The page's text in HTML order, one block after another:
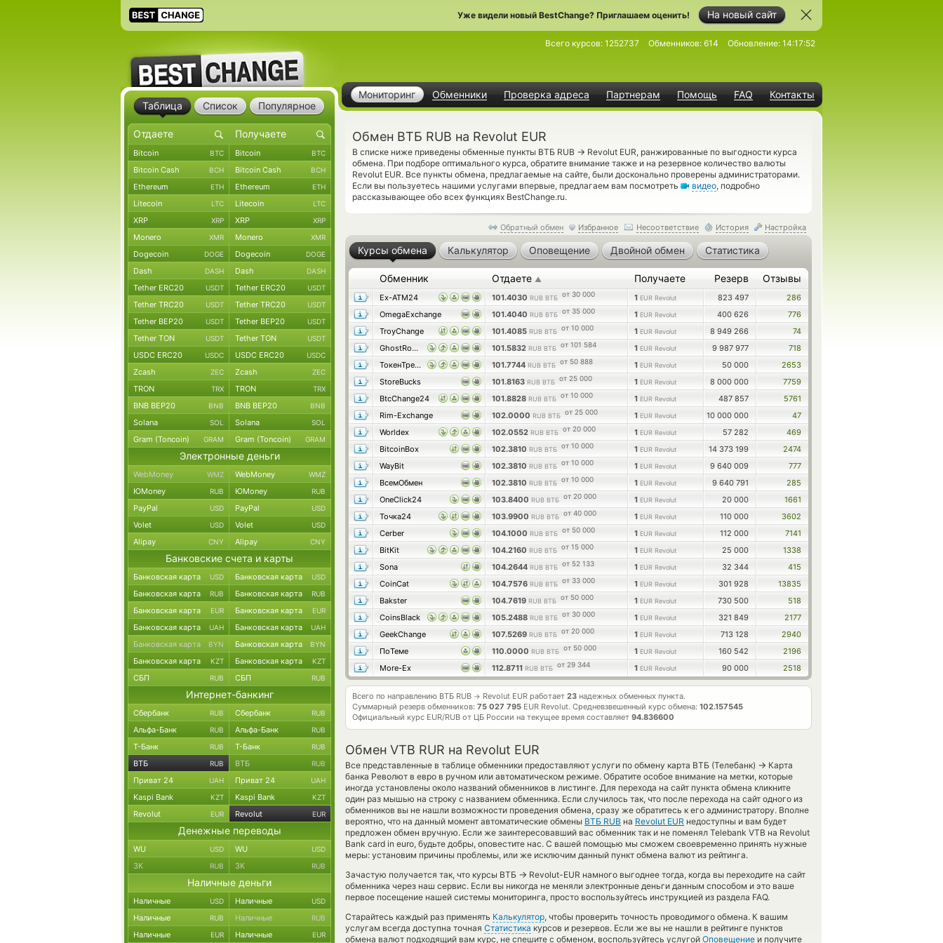
На новый сайт
Уже видели новый BestChange? Приглашаем оценить!
Мониторинг Обменники Проверка адреса Партнерам Помощь FAQ Контакты
Всего курсов: 1252737 Обменников: 614 Обновление: 14:17:52
Обмен ВТБ RUB на Revolut EUR
В списке ниже приведены обменные пункты ВТБ RUB → Revolut EUR, ранжированные по выгодности курса
обмена. При подборе оптимального курса, обратите внимание также и на резервное количество валюты
Revolut EUR. Все пункты обмена, предлагаемые на сайте, были досконально проверены администраторами.
Если вы пользуетесь нашими услугами впервые, предлагаем вам посмотреть
видео, подробно
рассказывающее обо всех функциях BestChange.ru.
Обратный обмен Избранное Несоответствие История Настройка
Курсы обмена Калькулятор Оповещение Двойной обмен Статистика
Обменник Отдаете ▲ Получаете Резерв Отзывы
Ex-ATM24 101.4030 RUB ВТБ от 30 000 1 EUR Revolut 823 497
286
OmegaExchange
101.4040 RUB ВТБ от 35 000 1 EUR Revolut 400 626
776
TroyChange
101.4085 RUB ВТБ от 10 000 1 EUR Revolut 8 949 266
74
GhostRocket
101.5832 RUB ВТБ от 101 584 1 EUR Revolut 9 987 977
718
ТокенТрейд
101.7744 RUB ВТБ от 50 888 1 EUR Revolut 50 000
2653
StoreBucks
101.8163 RUB ВТБ от 25 000 1 EUR Revolut 8 000 000
7759
BtcChange24
101.8828 RUB ВТБ от 10 000 1 EUR Revolut 487 857
5761
Rim-Exchange
102.0000 RUB ВТБ от 25 000 1 EUR Revolut 10 000 000
47
Worldex
102.0552 RUB ВТБ от 20 000 1 EUR Revolut 57 282
469
BitcoinBox
102.3810 RUB ВТБ от 10 000 1 EUR Revolut 14 373 199
2474
WayBit
102.3810 RUB ВТБ от 10 000 1 EUR Revolut 9 640 009
777
ВсемОбмен
102.3810 RUB ВТБ от 10 000 1 EUR Revolut 9 640 791
285
OneClick24
103.8400 RUB ВТБ от 20 000 1 EUR Revolut 20 000
1661
Точка24
103.9900 RUB ВТБ от 40 000 1 EUR Revolut 110 000
3602
Cerber
104.1000 RUB ВТБ от 50 000 1 EUR Revolut 112 000
7141
BitKit
104.2160 RUB ВТБ от 15 000 1 EUR Revolut 25 000
1338
Sona
104.2644 RUB ВТБ от 52 133 1 EUR Revolut 32 344
415
CoinCat
104.7576 RUB ВТБ от 33 000 1 EUR Revolut 301 928
13835
Bakster
104.7619 RUB ВТБ от 50 000 1 EUR Revolut 730 500
518
CoinsBlack
105.2488 RUB ВТБ от 30 000 1 EUR Revolut 321 849
2177
GeekChange
107.5269 RUB ВТБ от 20 000 1 EUR Revolut 713 128
2940
ПоТеме
110.0000 RUB ВТБ от 50 000 1 EUR Revolut 160 542
2196
More-Ex
112.8711 RUB ВТБ от 29 344 1 EUR Revolut 90 000 2518
Всего по направлению ВТБ RUB → Revolut EUR работает 23 надежных обменных пункта.
Суммарный резерв обменников: 75 027 795 EUR Revolut. Средневзвешенный курс обмена: 102.157545
Официальный курс EUR/RUB от ЦБ России на текущее время составляет 94.836600
Обмен VTB RUR на Revolut EUR
Все представленные в таблице обменники предоставляют услуги по обмену карта ВТБ (Телебанк) → Карта
банка Револют в евро в ручном или автоматическом режиме. Обратите особое внимание на метки, которые
иногда установлены около названий обменников в листинге. Для перехода на сайт пункта обмена кликните
один раз мышью на строку с названием обменника. Если случилось так, что после перехода на сайт одного из
обменников вы не нашли возможности проведения обмена, сразу же обратитесь к его администратору. Вполне
вероятно, что на данный момент автоматические обмены ВТБ RUB на Revolut EUR недоступны и вам будет
предложен обмен вручную. Если же заинтересовавший вас обменник так и не поменял Telebank VTB на Revolut
Bank card in euro, будьте добры, оповестите нас. С вашей помощью мы сможем своевременно принять нужные
меры: установим причины проблемы, или же исключим данный пункт обмена валют из рейтинга.
Зачастую получается так, что курсы ВТБ → Revolut-EUR намного выгоднее тогда, когда вы переходите на сайт
обменника через наш сервис. Если вы никогда не меняли электронные деньги данным способом и это ваше
первое посещение нашей системы мониторинга, просто воспользуйтесь инструкцией из раздела FAQ.
Старайтесь каждый раз применять Калькулятор, чтобы проверить точность проводимого обмена. К вашим
услугам всегда доступна точная Статистика курсов и резервов. Если же вы не нашли в рейтинге пунктов
обмена валют подходящий вам курс, не спешите с обменом, воспользуйтесь услугой Оповещение и получите
Таблица Список Популярное
Bitcoin BTC Bitcoin BTC
Bitcoin Cash BCH Bitcoin Cash BCH
Ethereum ETH Ethereum ETH
Litecoin LTC Litecoin LTC
XRP XRP XRP XRP
Monero XMR Monero XMR
Dogecoin DOGE Dogecoin DOGE
Dash DASH Dash DASH
Tether ERC20 USDT Tether ERC20 USDT
Tether TRC20 USDT Tether TRC20 USDT
Tether BEP20 USDT Tether BEP20 USDT
Tether TON USDT Tether TON USDT
USDC ERC20 USDC USDC ERC20 USDC
Zcash ZEC Zcash ZEC
TRON TRX TRON TRX
BNB BEP20 BNB BNB BEP20 BNB
Solana SOL Solana SOL
Gram (Toncoin) GRAM Gram (Toncoin) GRAM
Электронные деньги
WebMoney WMZ WebMoney WMZ
ЮMoney RUB ЮMoney RUB
PayPal USD PayPal USD
Volet USD Volet USD
Alipay CNY Alipay CNY
Банковские счета и карты
Банковская карта USD Банковская карта USD
Банковская карта RUB Банковская карта RUB
Банковская карта EUR Банковская карта EUR
Банковская карта UAH Банковская карта UAH
Банковская карта BYN Банковская карта BYN
Банковская карта KZT Банковская карта KZT
СБП RUB СБП RUB
Интернет-банкинг
Сбербанк RUB Сбербанк RUB
Альфа-Банк RUB Альфа-Банк RUB
Т-Банк RUB Т-Банк RUB
ВТБ RUB ВТБ RUB
Приват 24 UAH Приват 24 UAH
Kaspi Bank KZT Kaspi Bank KZT
Revolut EUR Revolut EUR
Денежные переводы
WU USD WU USD
ЗК RUB ЗК RUB
Наличные деньги
Наличные USD Наличные USD
Наличные RUB Наличные RUB
Наличные EUR Наличные EUR